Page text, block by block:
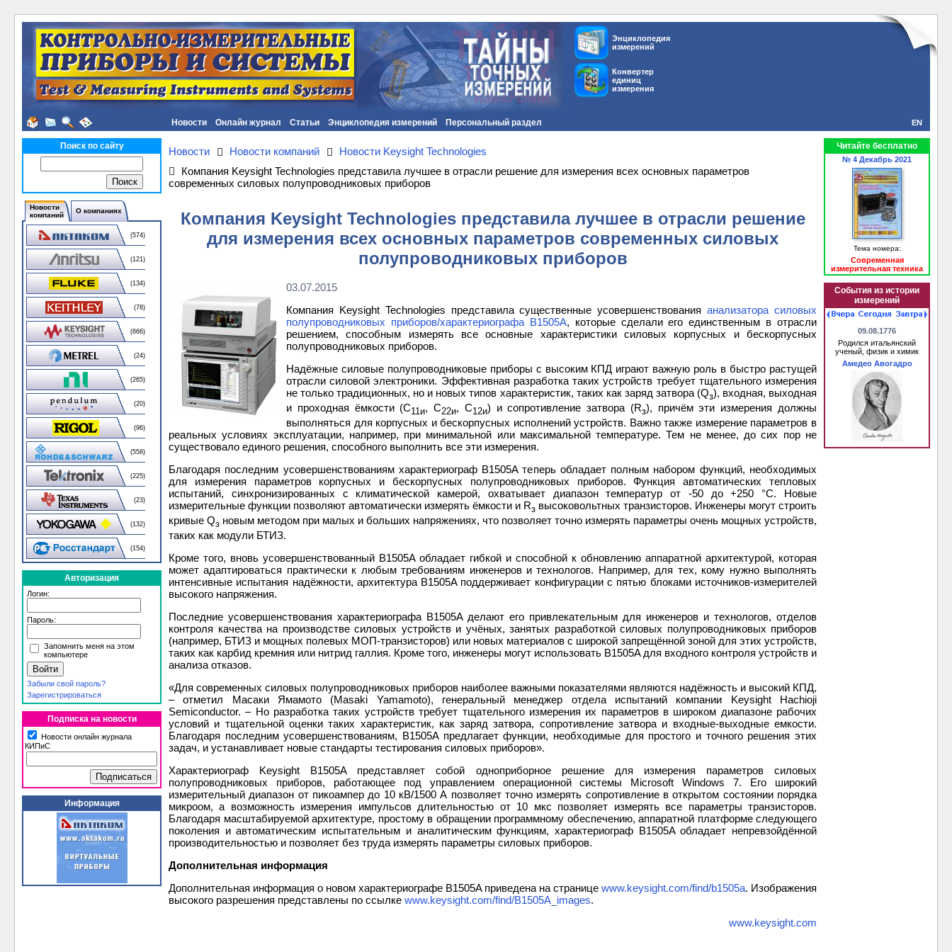
Энциклопедия
измерений
Конвертер
единиц
измерения
Новости Онлайн журнал Статьи Энциклопедия измерений Персональный раздел EN
Поиск по сайту
Новости
компаний
О компаниях
(574)
(121)
(134)
(78)
(666)
(24)
(265)
(20)
(96)
(558)
(225)
(23)
(132)
(154)
Авторизация
Логин:
Пароль:
Запомнить меня на этом
компьютере
Забыли свой пароль?
Зарегистрироваться
Подписка на новости
Новости онлайн журнала
КИПиС
Информация
Новости Новости компаний
Новости Keysight Technologies
Компания Keysight Technologies представила лучшее в отрасли решение для измерения всех основных параметров
современных силовых полупроводниковых приборов
Компания Keysight Technologies представила лучшее в отрасли решение
для измерения всех основных параметров современных силовых
полупроводниковых приборов
03.07.2015
Компания Keysight Technologies представила существенные усовершенствованияанализатора силовых
полупроводниковых приборов/характериографа B1505A, которые сделали его единственным в отрасли
решением, способным измерять все основные характеристики силовых корпусных и бескорпусных
полупроводниковых приборов.
Надёжные силовые полупроводниковые приборы с высоким КПД играют важную роль в быстро растущей
отрасли силовой электроники. Эффективная разработка таких устройств требует тщательного измерения
не только традиционных, но и новых типов характеристик, таких как заряд затвора (Qз), входная, выходная
и проходная ёмкости (C11и, C22и, C12и) и сопротивление затвора (Rз), причём эти измерения должны
выполняться для корпусных и бескорпусных исполнений устройств. Важно также измерение параметров в
реальных условиях эксплуатации, например, при минимальной или максимальной температуре. Тем не менее, до сих пор не
существовало единого решения, способного выполнить все эти измерения.
Благодаря последним усовершенствованиям характериограф B1505A теперь обладает полным набором функций, необходимых
для измерения параметров корпусных и бескорпусных полупроводниковых приборов. Функция автоматических тепловых
испытаний, синхронизированных с климатической камерой, охватывает диапазон температур от -50 до +250 °C. Новые
измерительные функции позволяют автоматически измерять ёмкости и Rз высоковольтных транзисторов. Инженеры могут строить
кривые Qз новым методом при малых и больших напряжениях, что позволяет точно измерять параметры очень мощных устройств,
таких как модули БТИЗ.
Кроме того, вновь усовершенствованный B1505A обладает гибкой и способной к обновлению аппаратной архитектурой, которая
может адаптироваться практически к любым требованиям инженеров и технологов. Например, для тех, кому нужно выполнять
интенсивные испытания надёжности, архитектура B1505A поддерживает конфигурации с пятью блоками источников-измерителей
высокого напряжения.
Последние усовершенствования характериографа B1505A делают его привлекательным для инженеров и технологов, отделов
контроля качества на производстве силовых устройств и учёных, занятых разработкой силовых полупроводниковых приборов
(например, БТИЗ и мощных полевых МОП-транзисторов) или новых материалов с широкой запрещённой зоной для этих устройств,
таких как карбид кремния или нитрид галлия. Кроме того, инженеры могут использовать B1505A для входного контроля устройств и
анализа отказов.
«Для современных силовых полупроводниковых приборов наиболее важными показателями являются надёжность и высокий КПД,
– отметил Масаки Ямамото (Masaki Yamamoto), генеральный менеджер отдела испытаний компании Keysight Hachioji
Semiconductor. – Но разработка таких устройств требует тщательного измерения их параметров в широком диапазоне рабочих
условий и тщательной оценки таких характеристик, как заряд затвора, сопротивление затвора и входные-выходные емкости.
Благодаря последним усовершенствованиям, B1505A предлагает функции, необходимые для простого и точного решения этих
задач, и устанавливает новые стандарты тестирования силовых приборов».
Характериограф Keysight B1505A представляет собой одноприборное решение для измерения параметров силовых
полупроводниковых приборов, работающее под управлением операционной системы Microsoft Windows 7. Его широкий
измерительный диапазон от пикоампер до 10 кВ/1500 А позволяет точно измерять сопротивление в открытом состоянии порядка
микроом, а возможность измерения импульсов длительностью от 10 мкс позволяет измерять все параметры транзисторов.
Благодаря масштабируемой архитектуре, простому в обращении программному обеспечению, аппаратной платформе следующего
поколения и автоматическим испытательным и аналитическим функциям, характериограф B1505A обладает непревзойдённой
производительностью и позволяет без труда измерять параметры силовых приборов.
Дополнительная информация
Дополнительная информация о новом характериографе B1505A приведена на странице www.keysight.com/find/b1505a. Изображения
высокого разрешения представлены по ссылке www.keysight.com/find/B1505A_images.
www.keysight.com
Читайте бесплатно
№ 4 Декабрь 2021
Тема номера:
Современная
измерительная техника
События из истории
измерений
09.08.1776
Родился итальянский
ученый, физик и химик
Амедео Авогадро